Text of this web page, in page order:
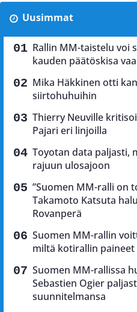
Uusimmat
Rallin MM-taistelu voi
kauden päätöskisa
Mika Häkkinen otti
siirtohuhuihin
Thierry Neuville
Pajari eri linjoilla
Toyotan data paljasti,
rajuun ulosajoon
”Suomen MM-ralli on
Takamoto Katsuta
Rovanperä
Suomen MM-rallin
miltä kotirallin
Suomen MM-rallissa
Sebastien Ogier
suunnitelmansa